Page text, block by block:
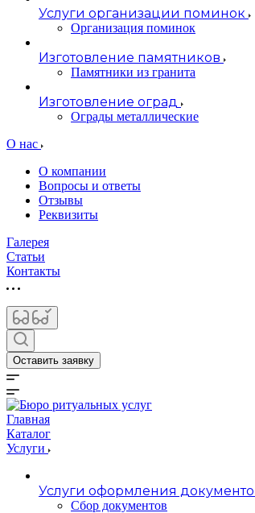
Услуги организации поминок
Организация поминок
Изготовление памятников
Памятники из гранита
Изготовление оград
Ограды металлические
О нас
О компании
Вопросы и ответы
Отзывы
Реквизиты
Галерея
Статьи
Контакты
Оставить заявку
Главная
Каталог
Услуги
Услуги оформления
Сбор документов